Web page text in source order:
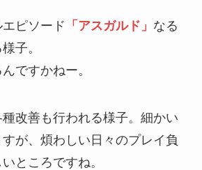
ピソード 「アスガルド」 なる
子。
ですかねー。
改善も行われる様子。細かい
が、煩わしい日々のプレイ負
ところですね。